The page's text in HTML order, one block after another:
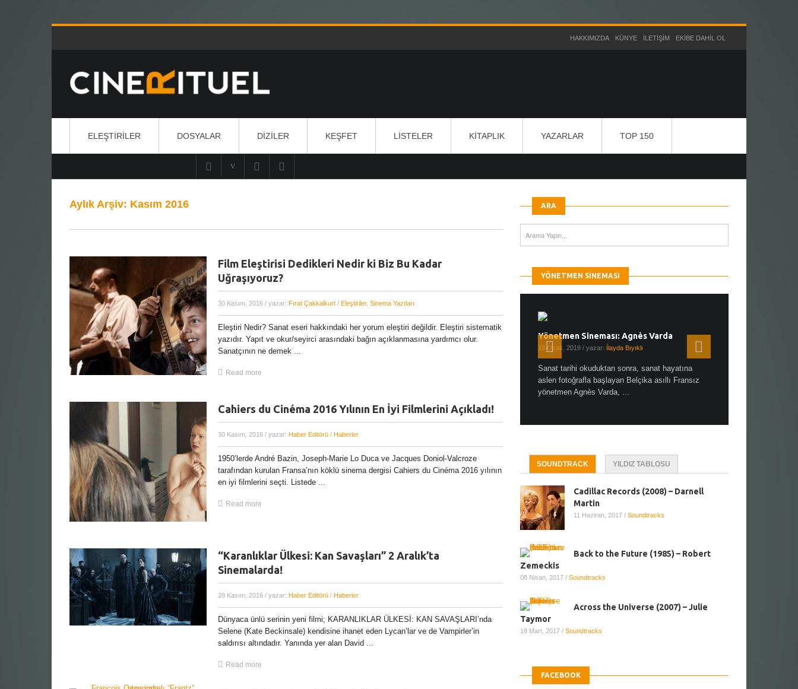
HAKKIMIZDA KÜNYE İLETIŞIM EKIBE DAHIL OL
ELEŞTIRILER DOSYALAR DIZILER KEŞFET LISTELER KITAPLIK YAZARLAR TOP 150
Aylık Arşiv: Kasım 2016
Film Eleştirisi Dedikleri Nedir ki Biz Bu Kadar
Uğraşıyoruz?
30 Kasım, 2016 / yazar: Fırat Çakkalkurt/ Eleştiriler, Sinema Yazıları
Eleştiri Nedir? Sanat eseri hakkındaki her yorum eleştiri değildir. Eleştiri sistematik
yazıdır. Yapıt ve okur/seyirci arasındaki bağın açıklanmasına yardımcı olur.
Sanatçının ne demek ...
Read more
Cahiers du Cinéma 2016 Yılının En İyi Filmlerini Açıkladı!
30 Kasım, 2016 / yazar: Haber Editörü/ Haberler
1950’lerde André Bazin, Joseph-Marie Lo Duca ve Jacques Doniol-Valcroze
tarafından kurulan Fransa’nın köklü sinema dergisi Cahiers du Cinéma 2016 yılının
en iyi filmlerini seçti. Listede ...
Read more
“Karanlıklar Ülkesi: Kan Savaşları” 2 Aralık’ta
Sinemalarda!
29 Kasım, 2016 / yazar: Haber Editörü/ Haberler
Dünyaca ünlü serinin yeni filmi; KARANLIKLAR ÜLKESİ: KAN SAVAŞLARI’nda
Selene (Kate Beckinsale) kendisine ihanet eden Lycan’lar ve de Vampirler’in
saldırısı altındadır. Yanında yer alan David ...
Read more
ARA
YÖNETMEN SINEMASI
Yönetmen Sineması: Jane Campion Yönetmen Sineması: Agnès Varda
19 Ocak, 2019 / yazar: İlayda Bıyıklı
Sanat tarihi okuduktan sonra, sanat hayatına
aslen fotoğrafla başlayan Belçika asıllı Fransız
yönetmen Agnès Varda, ...
Yönetmen
SOUNDTRACK YILDIZ TABLOSU
Cadillac Records (2008) – Darnell
Martin
11 Haziran, 2017 / Soundtracks
Back to the Future (1985) – Robert
Zemeckis
08 Nisan, 2017 / Soundtracks
Across the Universe (2007) – Julie
Taymor
18 Mart, 2017 / Soundtracks
FACEBOOK